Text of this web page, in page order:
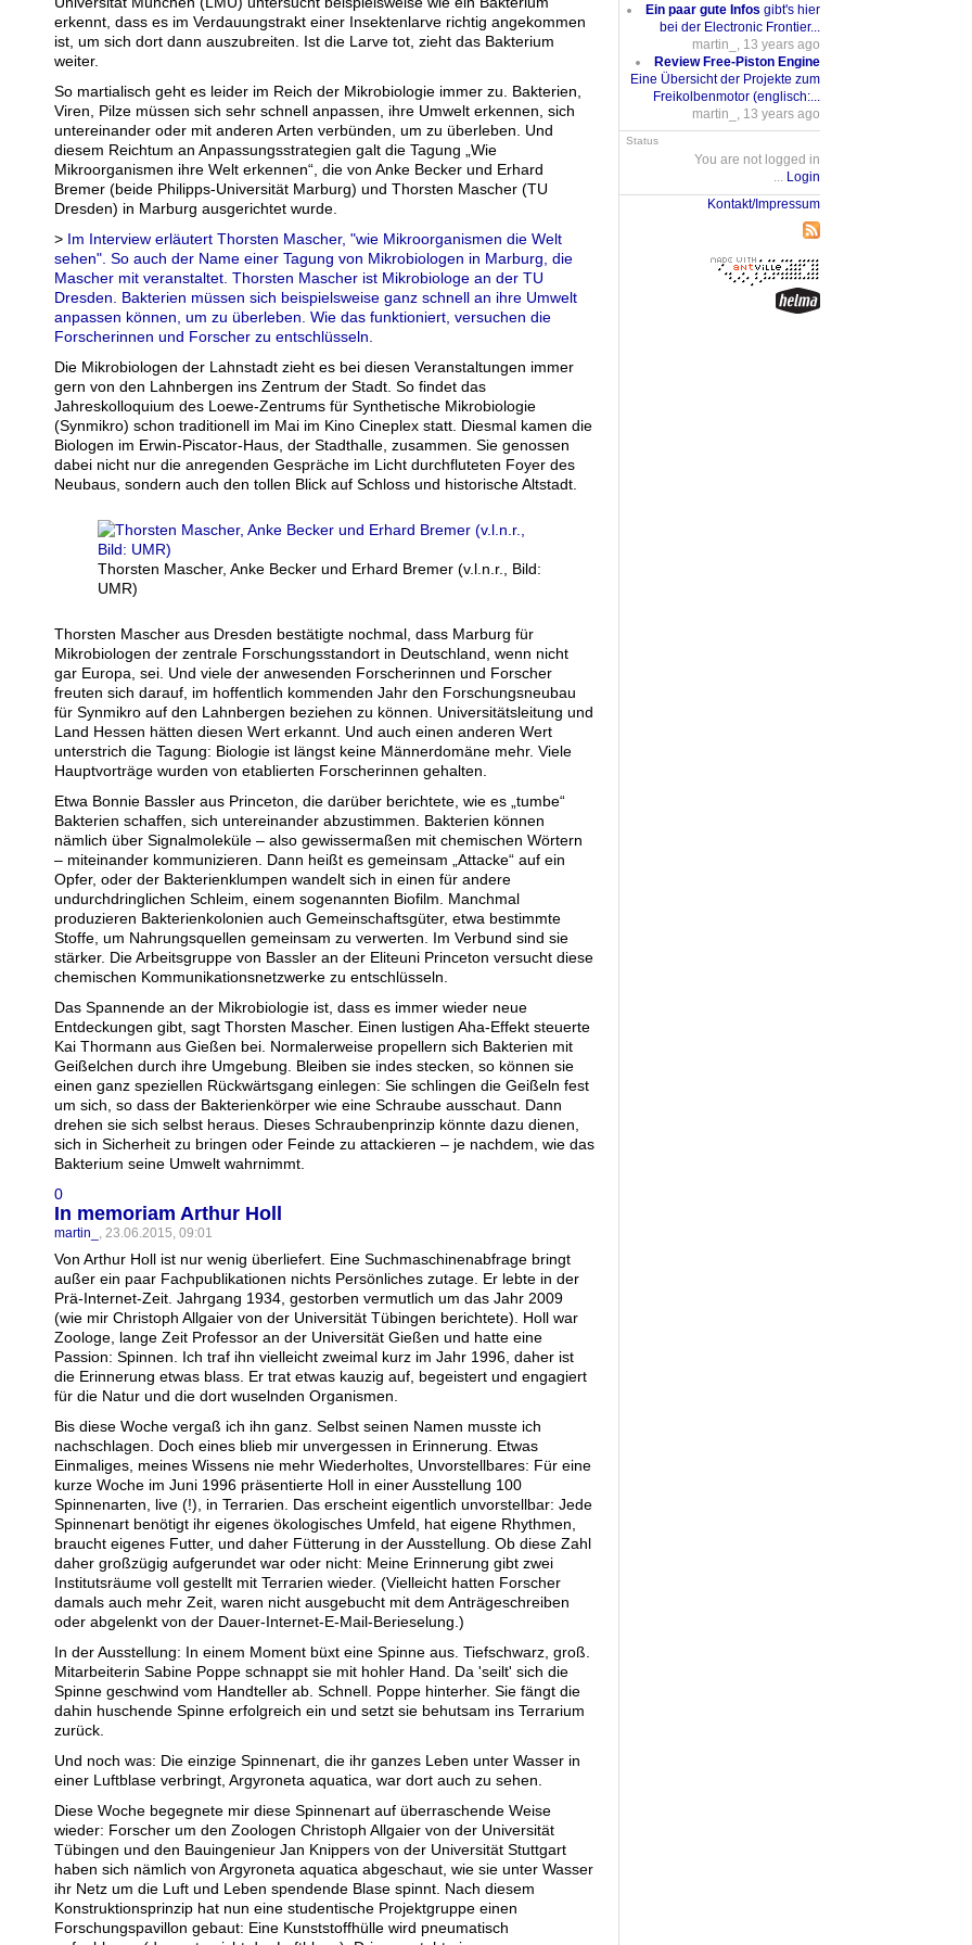
erkennt, dass es im Verdauungstrakt einer Insektenlarve richtig angekommen
ist, um sich dort dann auszubreiten. Ist die Larve tot, zieht das Bakterium
weiter.
So martialisch geht es leider im Reich der Mikrobiologie immer zu. Bakterien,
Viren, Pilze müssen sich sehr schnell anpassen, ihre Umwelt erkennen, sich
untereinander oder mit anderen Arten verbünden, um zu überleben. Und
diesem Reichtum an Anpassungsstrategien galt die Tagung „Wie
Mikroorganismen ihre Welt erkennen“, die von Anke Becker und Erhard
Bremer (beide Philipps-Universität Marburg) und Thorsten Mascher (TU
Dresden) in Marburg ausgerichtet wurde.
> Im Interview erläutert Thorsten Mascher, "wie Mikroorganismen die Welt
sehen". So auch der Name einer Tagung von Mikrobiologen in Marburg, die
Mascher mit veranstaltet. Thorsten Mascher ist Mikrobiologe an der TU
Dresden. Bakterien müssen sich beispielsweise ganz schnell an ihre Umwelt
anpassen können, um zu überleben. Wie das funktioniert, versuchen die
Forscherinnen und Forscher zu entschlüsseln.
Die Mikrobiologen der Lahnstadt zieht es bei diesen Veranstaltungen immer
gern von den Lahnbergen ins Zentrum der Stadt. So findet das
Jahreskolloquium des Loewe-Zentrums für Synthetische Mikrobiologie
(Synmikro) schon traditionell im Mai im Kino Cineplex statt. Diesmal kamen die
Biologen im Erwin-Piscator-Haus, der Stadthalle, zusammen. Sie genossen
dabei nicht nur die anregenden Gespräche im Licht durchfluteten Foyer des
Neubaus, sondern auch den tollen Blick auf Schloss und historische Altstadt.
Thorsten Mascher, Anke Becker und Erhard Bremer (v.l.n.r., Bild:
UMR)
Thorsten Mascher aus Dresden bestätigte nochmal, dass Marburg für
Mikrobiologen der zentrale Forschungsstandort in Deutschland, wenn nicht
gar Europa, sei. Und viele der anwesenden Forscherinnen und Forscher
freuten sich darauf, im hoffentlich kommenden Jahr den Forschungsneubau
für Synmikro auf den Lahnbergen beziehen zu können. Universitätsleitung und
Land Hessen hätten diesen Wert erkannt. Und auch einen anderen Wert
unterstrich die Tagung: Biologie ist längst keine Männerdomäne mehr. Viele
Hauptvorträge wurden von etablierten Forscherinnen gehalten.
Etwa Bonnie Bassler aus Princeton, die darüber berichtete, wie es „tumbe“
Bakterien schaffen, sich untereinander abzustimmen. Bakterien können
nämlich über Signalmoleküle – also gewissermaßen mit chemischen Wörtern
– miteinander kommunizieren. Dann heißt es gemeinsam „Attacke“ auf ein
Opfer, oder der Bakterienklumpen wandelt sich in einen für andere
undurchdringlichen Schleim, einem sogenannten Biofilm. Manchmal
produzieren Bakterienkolonien auch Gemeinschaftsgüter, etwa bestimmte
Stoffe, um Nahrungsquellen gemeinsam zu verwerten. Im Verbund sind sie
stärker. Die Arbeitsgruppe von Bassler an der Eliteuni Princeton versucht diese
chemischen Kommunikationsnetzwerke zu entschlüsseln.
Das Spannende an der Mikrobiologie ist, dass es immer wieder neue
Entdeckungen gibt, sagt Thorsten Mascher. Einen lustigen Aha-Effekt steuerte
Kai Thormann aus Gießen bei. Normalerweise propellern sich Bakterien mit
Geißelchen durch ihre Umgebung. Bleiben sie indes stecken, so können sie
einen ganz speziellen Rückwärtsgang einlegen: Sie schlingen die Geißeln fest
um sich, so dass der Bakterienkörper wie eine Schraube ausschaut. Dann
drehen sie sich selbst heraus. Dieses Schraubenprinzip könnte dazu dienen,
sich in Sicherheit zu bringen oder Feinde zu attackieren – je nachdem, wie das
Bakterium seine Umwelt wahrnimmt.
0
In memoriam Arthur Holl
martin_ , 23.06.2015, 09:01
Von Arthur Holl ist nur wenig überliefert. Eine Suchmaschinenabfrage bringt
außer ein paar Fachpublikationen nichts Persönliches zutage. Er lebte in der
Prä-Internet-Zeit. Jahrgang 1934, gestorben vermutlich um das Jahr 2009
(wie mir Christoph Allgaier von der Universität Tübingen berichtete). Holl war
Zoologe, lange Zeit Professor an der Universität Gießen und hatte eine
Passion: Spinnen. Ich traf ihn vielleicht zweimal kurz im Jahr 1996, daher ist
die Erinnerung etwas blass. Er trat etwas kauzig auf, begeistert und engagiert
für die Natur und die dort wuselnden Organismen.
Bis diese Woche vergaß ich ihn ganz. Selbst seinen Namen musste ich
nachschlagen. Doch eines blieb mir unvergessen in Erinnerung. Etwas
Einmaliges, meines Wissens nie mehr Wiederholtes, Unvorstellbares: Für eine
kurze Woche im Juni 1996 präsentierte Holl in einer Ausstellung 100
Spinnenarten, live (!), in Terrarien. Das erscheint eigentlich unvorstellbar: Jede
Spinnenart benötigt ihr eigenes ökologisches Umfeld, hat eigene Rhythmen,
braucht eigenes Futter, und daher Fütterung in der Ausstellung. Ob diese Zahl
daher großzügig aufgerundet war oder nicht: Meine Erinnerung gibt zwei
Institutsräume voll gestellt mit Terrarien wieder. (Vielleicht hatten Forscher
damals auch mehr Zeit, waren nicht ausgebucht mit dem Anträgeschreiben
oder abgelenkt von der Dauer-Internet-E-Mail-Berieselung.)
In der Ausstellung: In einem Moment büxt eine Spinne aus. Tiefschwarz, groß.
Mitarbeiterin Sabine Poppe schnappt sie mit hohler Hand. Da 'seilt' sich die
Spinne geschwind vom Handteller ab. Schnell. Poppe hinterher. Sie fängt die
dahin huschende Spinne erfolgreich ein und setzt sie behutsam ins Terrarium
zurück.
Und noch was: Die einzige Spinnenart, die ihr ganzes Leben unter Wasser in
einer Luftblase verbringt, Argyroneta aquatica, war dort auch zu sehen.
Diese Woche begegnete mir diese Spinnenart auf überraschende Weise
wieder: Forscher um den Zoologen Christoph Allgaier von der Universität
Tübingen und den Bauingenieur Jan Knippers von der Universität Stuttgart
haben sich nämlich von Argyroneta aquatica abgeschaut, wie sie unter Wasser
ihr Netz um die Luft und Leben spendende Blase spinnt. Nach diesem
Konstruktionsprinzip hat nun eine studentische Projektgruppe einen
Forschungspavillon gebaut: Eine Kunststoffhülle wird pneumatisch
Ein paar gute Infos gibt's hier
bei der Electronic Frontier...
martin_, 13 years ago
Review Free-Piston Engine
Eine Übersicht der Projekte zum
Freikolbenmotor (englisch:...
martin_, 13 years ago
Status
You are not logged in
... Login
Kontakt/Impressum